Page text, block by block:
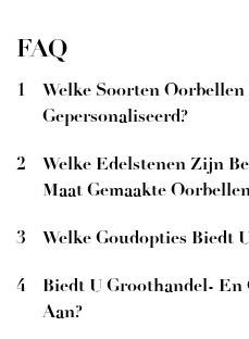
FAQ
1
Welke Soorten
Gepersonaliseerd?
2
Welke Edelstenen Zijn
Maat Gemaakte
3 Welke Goudopties Biedt
4
Biedt U Groothandel-
Aan?